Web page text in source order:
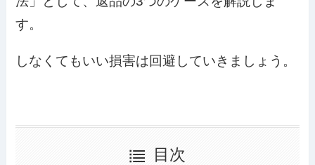
す。
しなくてもいい損害は回避していきましょう。
目次